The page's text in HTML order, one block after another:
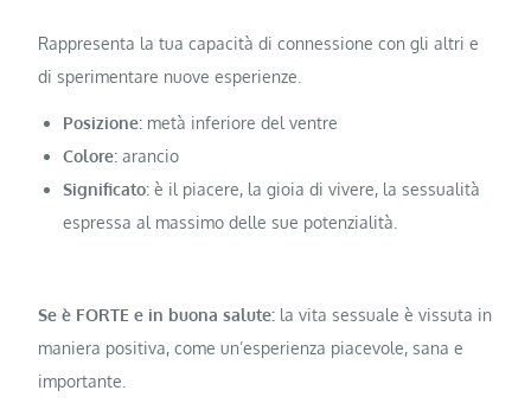
Rappresenta la tua capacità di connessione con gli altri e
di sperimentare nuove esperienze.
Posizione: metà inferiore del ventre
Colore: arancio
Significato: è il piacere, la gioia di vivere, la sessualità
espressa al massimo delle sue potenzialità.
Se è FORTE e in buona salute: la vita sessuale è vissuta in
maniera positiva, come un’esperienza piacevole, sana e
importante.